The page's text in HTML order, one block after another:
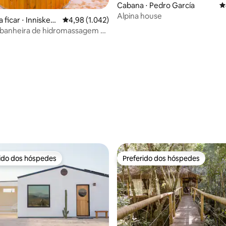
de 5, 196 avaliações
ficar ⋅ Inniskee
4,98 de uma avaliação média de 5, 1.042
4,98 (1.042)
de hidromassagem da
Cabana ⋅ Pedro García
Alpina house
preferidos dos hóspedes
dos hóspedes Preferido dos hóspedes
Preferido dos hóspedes